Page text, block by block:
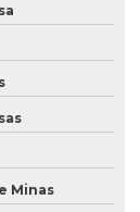
Minas